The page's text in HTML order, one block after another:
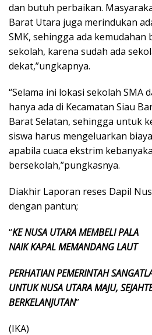
dan butuh perbaikan.
Barat Utara juga merindukan
SMK, sehingga ada
sekolah, karena sudah ada
dekat,”ungkapnya.
“Selama ini lokasi sekolah SMA
hanya ada di Kecamatan Siau
Barat Selatan, sehingga untuk
siswa harus mengeluarkan
apabila cuaca ekstrim
bersekolah,”pungkasnya.
Diakhir Laporan reses Dapil
dengan pantun;
“KE NUSA UTARA MEMBELI PALA
NAIK KAPAL MEMANDANG LAUT
PERHATIAN PEMERINTAH
UNTUK NUSA UTARA MAJU,
BERKELANJUTAN”
(IKA)